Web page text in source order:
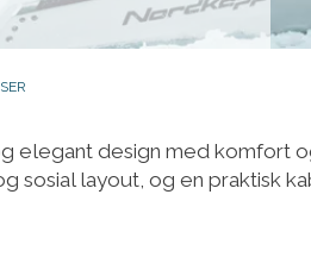
elegant design med komfort
sosial layout, og en praktisk